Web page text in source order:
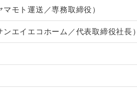
ト運送／専務取締役）
イエコホーム／代表取締役社長）